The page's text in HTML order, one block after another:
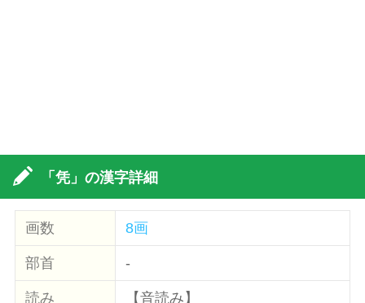
「凭」の漢字詳細
画数 8画
部首 -
読み
【音読み】